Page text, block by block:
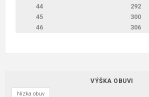
44
292
45
300
46
306
VÝŠKA OBUVI
Nízka obuv